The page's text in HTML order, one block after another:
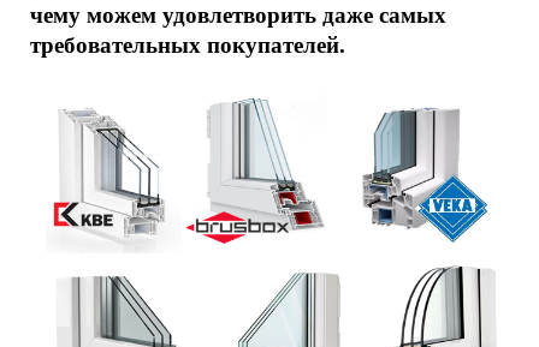
чему можем удовлетворить даже самых
требовательных покупателей.